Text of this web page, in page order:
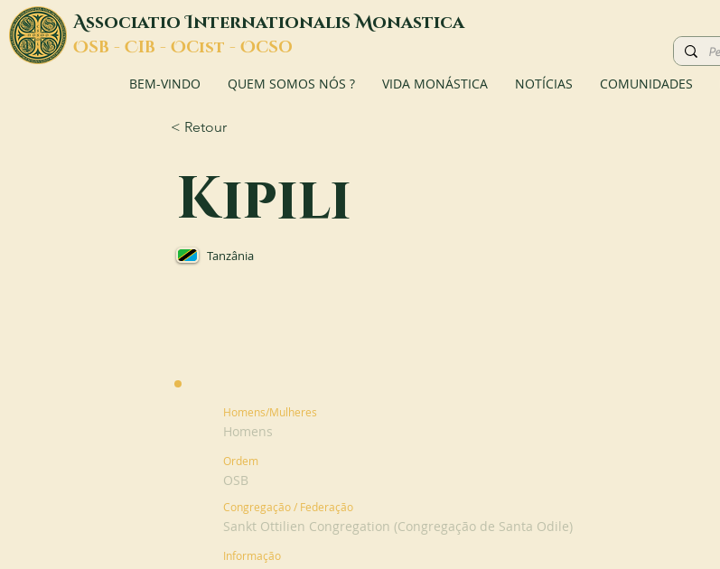
AssociatioInternationalisMonastica
OSB - CIB - OCist - OCSO
BEM-VINDO QUEM SOMOS NÓS ? VIDA MONÁSTICA NOTÍCIAS COMUNIDADES
< Retour
Kipili
Tanzânia
Homens/Mulheres
Homens
Ordem
OSB
Congregação / Federação
Sankt Ottilien Congregation (Congregação de Santa Odile)
Informação